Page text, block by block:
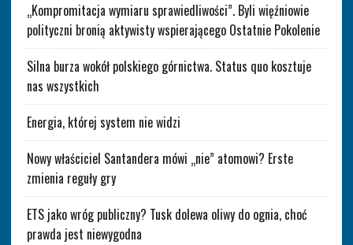
„Kompromitacja wymiaru sprawiedliwości”. Byli więźniowie
polityczni bronią aktywisty wspierającego Ostatnie Pokolenie
Silna burza wokół polskiego górnictwa. Status quo kosztuje
nas wszystkich
Energia, której system nie widzi
Nowy właściciel Santandera mówi „nie” atomowi? Erste
zmienia reguły gry
ETS jako wróg publiczny? Tusk dolewa oliwy do ognia, choć
prawda jest niewygodna